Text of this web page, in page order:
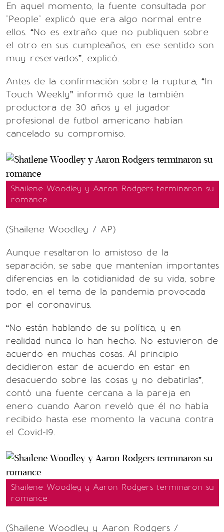
En aquel momento, la fuente consultada por
"People" explicó que era algo normal entre
ellos. “No es extraño que no publiquen sobre
el otro en sus cumpleaños, en ese sentido son
muy reservados”, explicó.
Antes de la confirmación sobre la ruptura, “In
Touch Weekly” informó que la también
productora de 30 años y el jugador
profesional de futbol americano habían
cancelado su compromiso.
Shailene Woodley y Aaron Rodgers terminaron su
romance
(Shailene Woodley / AP)
Aunque resaltaron lo amistoso de la
separación, se sabe que mantenían importantes
diferencias en la cotidianidad de su vida, sobre
todo, en el tema de la pandemia provocada
por el coronavirus.
“No están hablando de su política, y en
realidad nunca lo han hecho. No estuvieron de
acuerdo en muchas cosas. Al principio
decidieron estar de acuerdo en estar en
desacuerdo sobre las cosas y no debatirlas”,
contó una fuente cercana a la pareja en
enero cuando Aaron reveló que él no había
recibido hasta ese momento la vacuna contra
el Covid-19.
Shailene Woodley y Aaron Rodgers terminaron su
romance
(Shailene Woodley y Aaron Rodgers /